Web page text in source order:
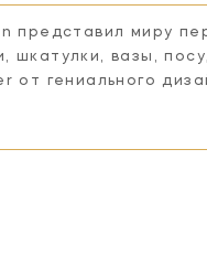
представил миру
шкатулки, вазы,
от гениального